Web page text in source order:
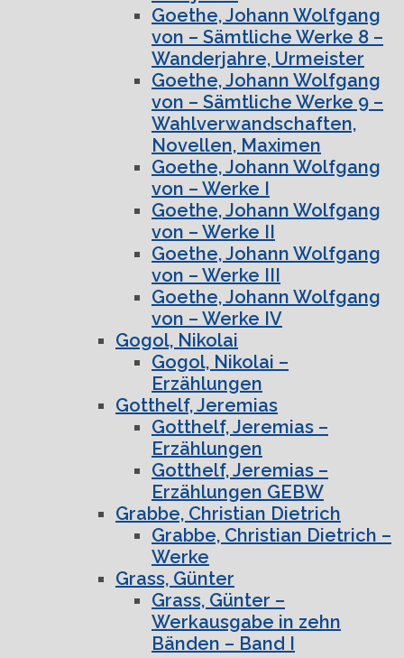
Goethe, Johann Wolfgang
von – Sämtliche Werke 8 –
Wanderjahre, Urmeister
Goethe, Johann Wolfgang
von – Sämtliche Werke 9 –
Wahlverwandschaften,
Novellen, Maximen
Goethe, Johann Wolfgang
von – Werke I
Goethe, Johann Wolfgang
von – Werke II
Goethe, Johann Wolfgang
von – Werke III
Goethe, Johann Wolfgang
von – Werke IV
Gogol, Nikolai
Gogol, Nikolai –
Erzählungen
Gotthelf, Jeremias
Gotthelf, Jeremias –
Erzählungen
Gotthelf, Jeremias –
Erzählungen GEBW
Grabbe, Christian Dietrich
Grabbe, Christian Dietrich –
Werke
Grass, Günter
Grass, Günter –
Werkausgabe in zehn
Bänden – Band I